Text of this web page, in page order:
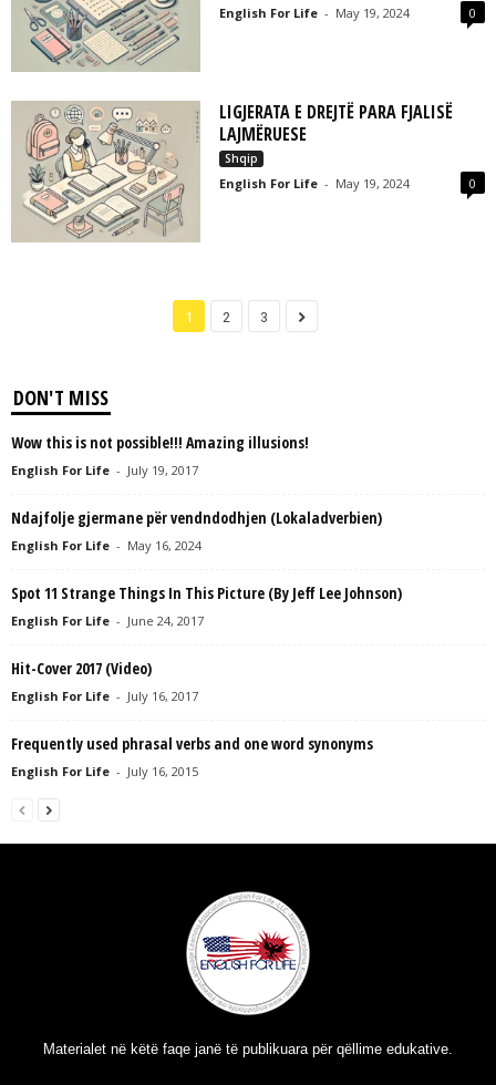
English For Life - May 19, 2024 0
LIGJERATA E DREJTË PARA FJALISË
LAJMËRUESE
Shqip
English For Life - May 19, 2024 0
1 2 3
DON'T MISS
Wow this is not possible!!! Amazing illusions!
English For Life - July 19, 2017
Ndajfolje gjermane për vendndodhjen (Lokaladverbien)
English For Life - May 16, 2024
Spot 11 Strange Things In This Picture (By Jeff Lee Johnson)
English For Life - June 24, 2017
Hit-Cover 2017 (Video)
English For Life - July 16, 2017
Frequently used phrasal verbs and one word synonyms
English For Life - July 16, 2015
Materialet në këtë faqe janë të publikuara për qëllime edukative.